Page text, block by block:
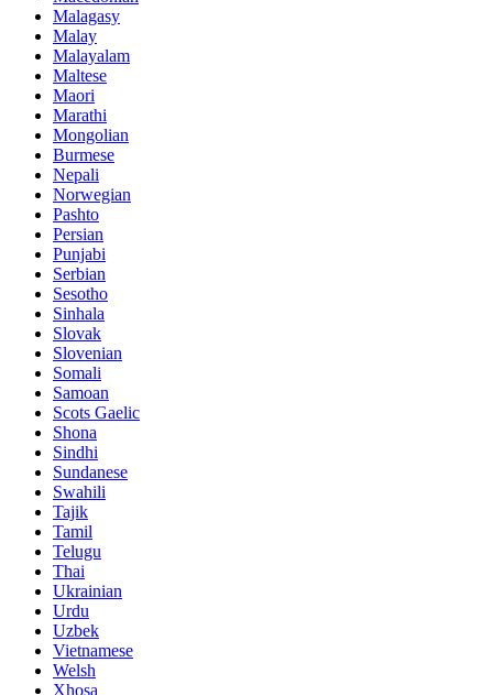
Malagasy
Malay
Malayalam
Maltese
Maori
Marathi
Mongolian
Burmese
Nepali
Norwegian
Pashto
Persian
Punjabi
Serbian
Sesotho
Sinhala
Slovak
Slovenian
Somali
Samoan
Scots Gaelic
Shona
Sindhi
Sundanese
Swahili
Tajik
Tamil
Telugu
Thai
Ukrainian
Urdu
Uzbek
Vietnamese
Welsh
Xhosa